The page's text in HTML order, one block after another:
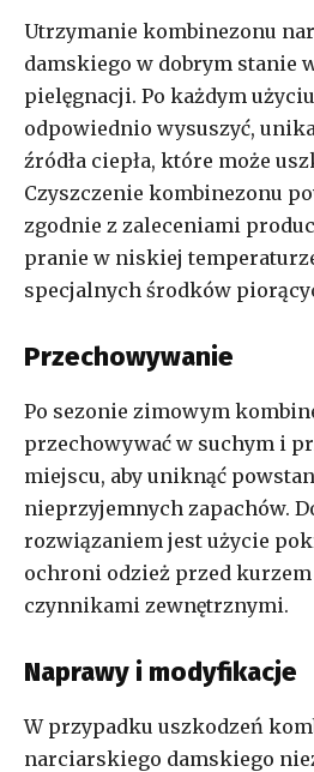
Utrzymanie kombinezonu
damskiego w dobrym stanie
pielęgnacji. Po każdym
odpowiednio wysuszyć,
źródła ciepła, które może
Czyszczenie kombinezonu
zgodnie z zaleceniami
pranie w niskiej
specjalnych środków
Przechowywanie
Po sezonie zimowym
przechowywać w suchym i
miejscu, aby uniknąć
nieprzyjemnych zapachów.
rozwiązaniem jest użycie
ochroni odzież przed
czynnikami zewnętrznymi.
Naprawy i modyfikacje
W przypadku uszkodzeń
narciarskiego damskiego